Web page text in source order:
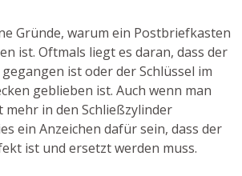
Gründe, warum ein Postbriefkasten
ist. Oftmals liegt es daran, dass der
ist oder der Schlüssel im
geblieben ist. Auch wenn man
mehr in den Schließzylinder
ein Anzeichen dafür sein, dass der
ist und ersetzt werden muss.